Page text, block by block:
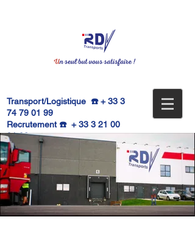
Transport/Logistique ☎️ +33 3
74 79 01 99
Recrutement ☎️ +33 3 21 00
91 02
📧contact@grouperdv.com